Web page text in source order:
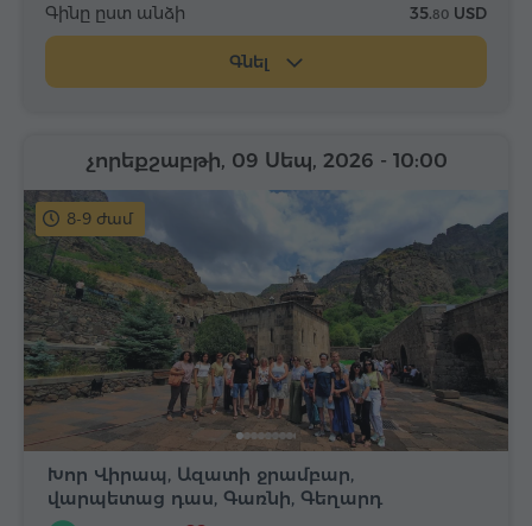
Գինը ըստ անձի 35.80 USD
Գնել
8-9 ժամ
Խոր Վիրապ, Ազատի ջրամբար,
վարպետաց դաս, Գառնի, Գեղարդ
չորեքշաբթի, 09 Սեպ, 2026 - 10:00